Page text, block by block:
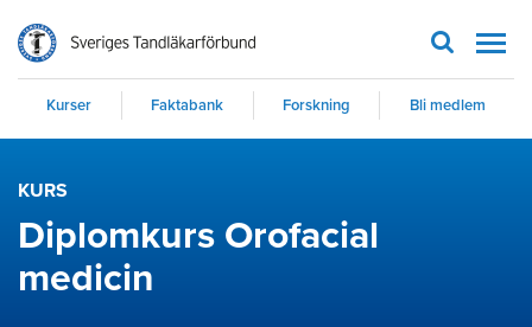
Kurser Faktabank Forskning Bli medlem
KURS
Diplomkurs Orofacial
medicin